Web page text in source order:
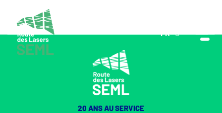
FR
EN
20 ANS AU SERVICE